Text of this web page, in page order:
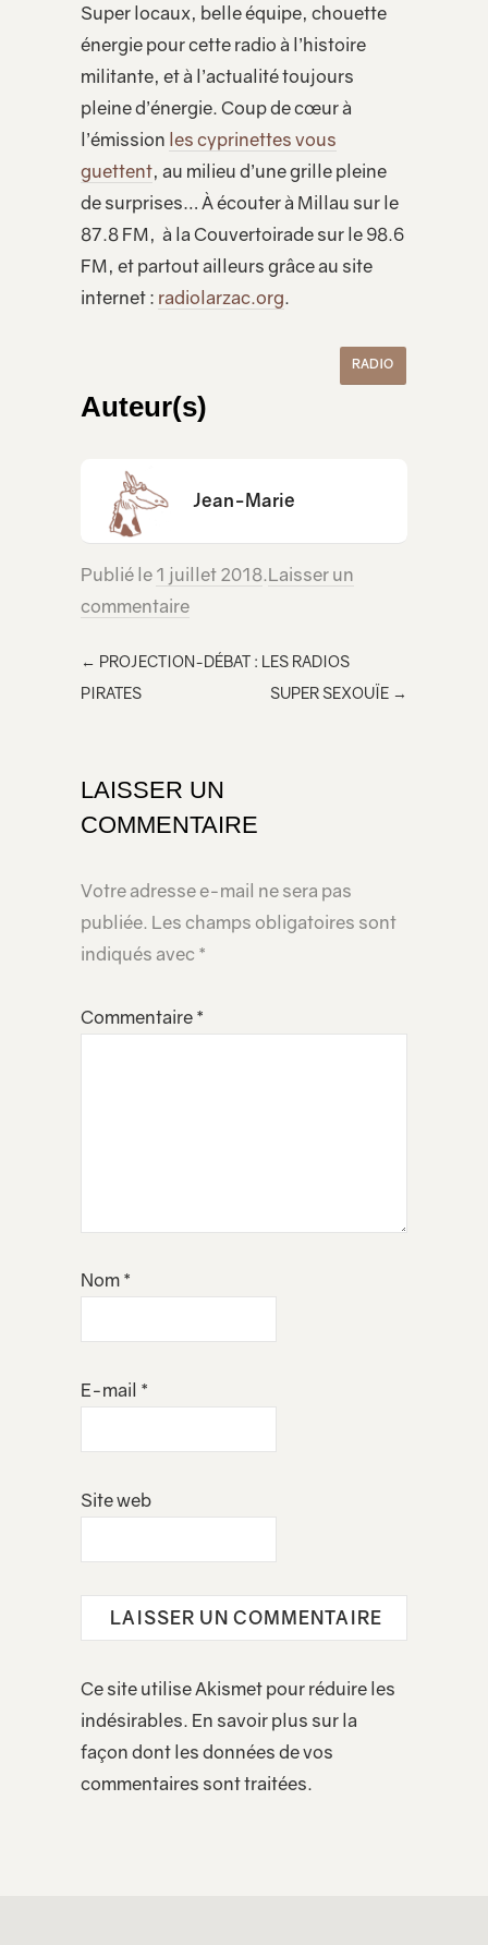
Super locaux, belle équipe, chouette
énergie pour cette radio à l’histoire
militante, et à l’actualité toujours
pleine d’énergie. Coup de cœur à
l’émission les cyprinettes vous
guettent, au milieu d’une grille pleine
de surprises… À écouter à Millau sur le
87.8 FM, à la Couvertoirade sur le 98.6
FM, et partout ailleurs grâce au site
internet : radiolarzac.org.
RADIO
Auteur(s)
Jean-Marie
Publié le 1 juillet 2018.Laisser un
commentaire
← PROJECTION-DÉBAT : LES RADIOS
PIRATES
SUPER SEXOUÏE →
LAISSER UN
COMMENTAIRE
Votre adresse e-mail ne sera pas
publiée. Les champs obligatoires sont
indiqués avec *
Commentaire *
Nom *
E-mail *
Site web
Ce site utilise Akismet pour réduire les
indésirables. En savoir plus sur la
façon dont les données de vos
commentaires sont traitées.